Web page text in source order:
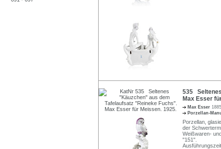
535
Max Esser
Max Esser
Porzellan-
Porzellan,
der
Weißwaren-
"151".